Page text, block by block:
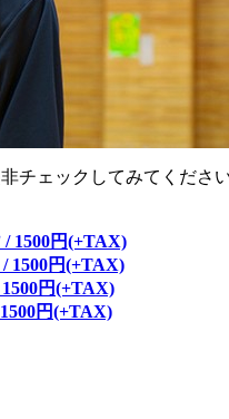
チェックしてみてください
1500円(+TAX)
1500円(+TAX)
円(+TAX)
円(+TAX)